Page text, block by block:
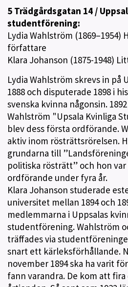
5 Trädgårdsgatan 14 /
studentförening:
Lydia Wahlström (1869–1954)
författare
Klara Johanson (1875-1948)
Lydia Wahlström skrevs in på
1888 och disputerade 1898 i
svenska kvinna någonsin.
Wahlström "Upsala Kvinliga
blev dess första ordförande.
aktiv inom rösträttsrörelsen.
grundarna till
politiska rösträtt” och hon
ordförande under fyra år.
Klara Johanson studerade
universitet mellan 1894 och
medlemmarna i Uppsalas
studentförening. Wahlström
träffades via
snart ett kärleksförhållande.
november 1894 ska ha varit
fann varandra. De kom att fira